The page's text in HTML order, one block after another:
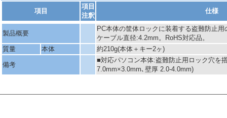
項目
項目
注釈
仕様
製品概要
PC本体の筐体ロックに装着する盗難防止
ケーブル直径:4.2mm。RoHS対応品。
質量
本体 約210g(本体＋キー2ヶ)
備考
■対応パソコン本体:盗難防止用ロック穴を
7.0mm×3.0mm､壁厚 2.0-4.0mm)